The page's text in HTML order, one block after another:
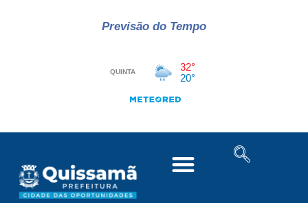
Previsão do Tempo